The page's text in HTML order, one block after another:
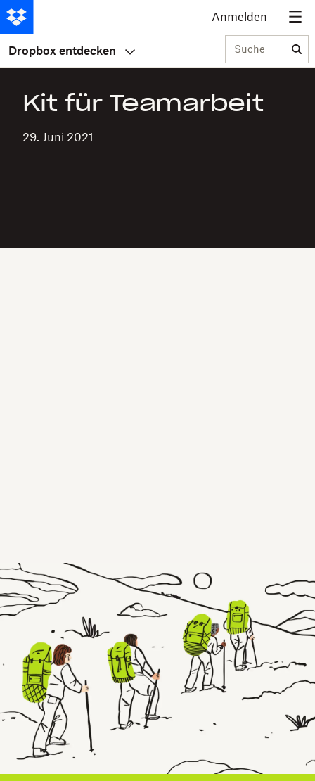
Anmelden
Dropbox entdecken Suche
Kit für Teamarbeit
29. Juni 2021